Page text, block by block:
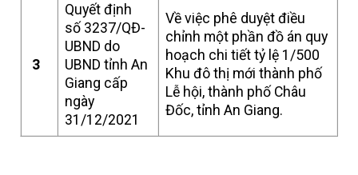
3
Quyết định
số 3237/QĐ-
UBND do
UBND tỉnh An
Giang cấp
ngày
31/12/2021
Về việc phê duyệt điều
chỉnh một phần đồ án quy
hoạch chi tiết tỷ lệ 1/500
Khu đô thị mới thành phố
Lễ hội, thành phố Châu
Đốc, tỉnh An Giang.